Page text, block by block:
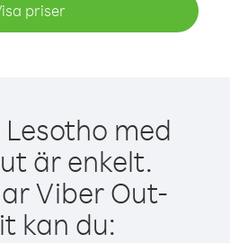
priser
med
är enkelt.
Viber Out-
kan du: